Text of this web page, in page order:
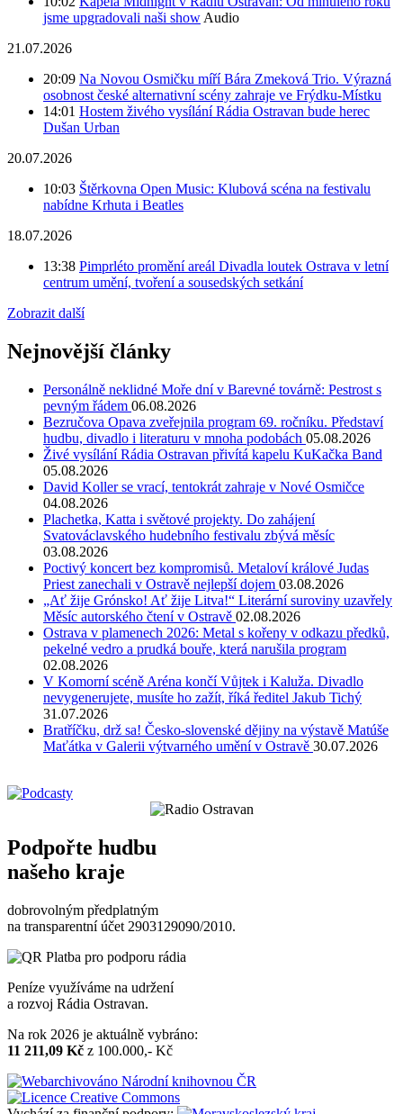
jsme upgradovali naši show Audio
21.07.2026
20:09 Na Novou Osmičku míří Bára Zmeková Trio. Výrazná
osobnost české alternativní scény zahraje ve Frýdku-Místku
14:01 Hostem živého vysílání Rádia Ostravan bude herec
Dušan Urban
20.07.2026
10:03 Štěrkovna Open Music: Klubová scéna na festivalu
nabídne Krhuta i Beatles
18.07.2026
13:38 Pimprléto promění areál Divadla loutek Ostrava v letní
centrum umění, tvoření a sousedských setkání
Zobrazit další
Nejnovější články
Personálně neklidné Moře dní v Barevné továrně: Pestrost s
pevným řádem 06.08.2026
Bezručova Opava zveřejnila program 69. ročníku. Představí
hudbu, divadlo i literaturu v mnoha podobách 05.08.2026
Živé vysílání Rádia Ostravan přivítá kapelu KuKačka Band
05.08.2026
David Koller se vrací, tentokrát zahraje v Nové Osmičce
04.08.2026
Plachetka, Katta i světové projekty. Do zahájení
Svatováclavského hudebního festivalu zbývá měsíc
03.08.2026
Poctivý koncert bez kompromisů. Metaloví králové Judas
Priest zanechali v Ostravě nejlepší dojem 03.08.2026
„Ať žije Grónsko! Ať žije Litva!“ Literární suroviny uzavřely
Měsíc autorského čtení v Ostravě 02.08.2026
Ostrava v plamenech 2026: Metal s kořeny v odkazu předků,
pekelné vedro a prudká bouře, která narušila program
02.08.2026
V Komorní scéně Aréna končí Vůjtek i Kaluža. Divadlo
nevygenerujete, musíte ho zažít, říká ředitel Jakub Tichý
31.07.2026
Bratříčku, drž sa! Česko-slovenské dějiny na výstavě Matúše
Maťátka v Galerii výtvarného umění v Ostravě 30.07.2026
Podpořte hudbu
našeho kraje
dobrovolným předplatným
na transparentní účet 2903129090/2010.
Peníze využíváme na udržení
a rozvoj Rádia Ostravan.
Na rok 2026 je aktuálně vybráno:
11 211,09 Kč z 100.000,- Kč